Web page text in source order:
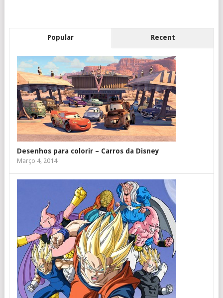
Popular Recent
Desenhos para colorir – Carros da Disney
Março 4, 2014